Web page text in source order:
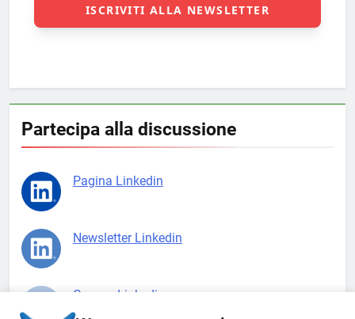
Partecipa alla discussione
Pagina Linkedin
Newsletter Linkedin
Gruppo Linkedin